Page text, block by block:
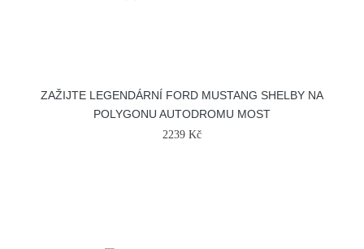
ZAŽIJTE LEGENDÁRNÍ FORD MUSTANG SHELBY NA
POLYGONU AUTODROMU MOST
2239 Kč